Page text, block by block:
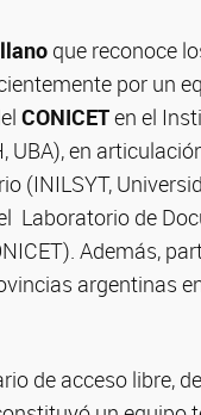
que reconoce
por un
CONICETen el
UBA), en
(INILSYT,
Laboratorio de
Además,
argentinas
de acceso libre,